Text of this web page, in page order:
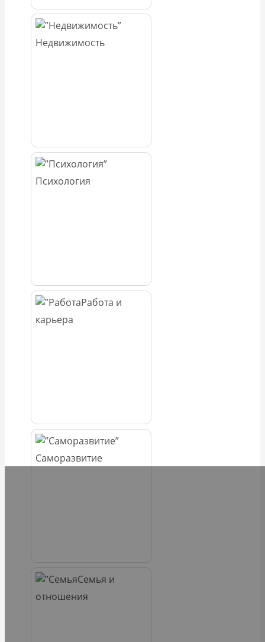
Недвижимость
Психология
Работа и
карьера
Саморазвитие
Семья и
отношения